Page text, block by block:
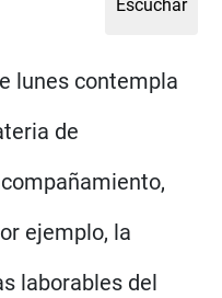
lunes contempla
de
ejemplo, la
laborables del